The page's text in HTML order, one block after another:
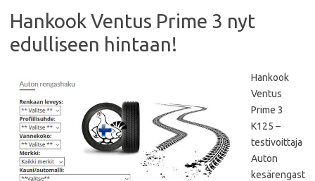
Hankook Ventus Prime 3 nyt
edulliseen hintaan!
Hankook
Ventus
Prime 3
K125 –
testivoittaja
Auton
kesärengast